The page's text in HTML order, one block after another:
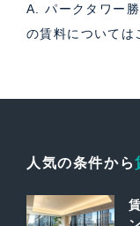
A. パークタワー
の賃料については
人気の条件から